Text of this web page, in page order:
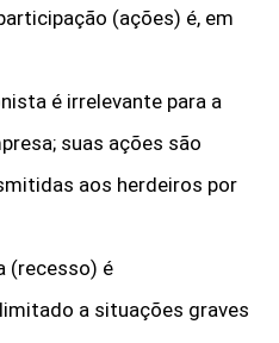
(ações) é, em
é irrelevante para a
suas ações são
aos herdeiros por
(recesso) é
a situações graves